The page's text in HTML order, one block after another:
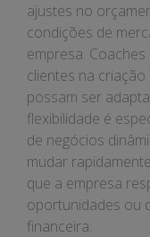
ajustes no
condições de
empresa.
clientes na
possam ser
flexibilidade é
de negócios
mudar
que a empresa
oportunidades ou
financeira.